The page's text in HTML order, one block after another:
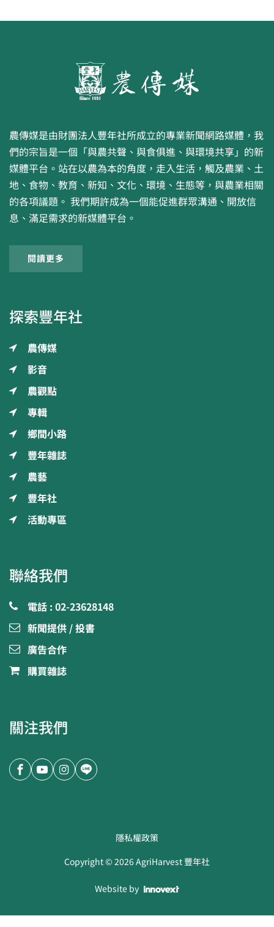
農傳媒是由財團法人豐年社所成立的專業新聞網路媒體，我
們的宗旨是一個「與農共聲、與食俱進、與環境共享」的新
媒體平台。站在以農為本的角度，走入生活，觸及農業、土
地、食物、教育、新知、文化、環境、生態等，與農業相關
的各項議題。 我們期許成為一個能促進群眾溝通、開放信
息、滿足需求的新媒體平台。
閱讀更多
探索豐年社
農傳媒
影音
農觀點
專輯
鄉間小路
豐年雜誌
農藝
豐年社
活動專區
聯絡我們
電話 : 02-23628148
新聞提供 / 投書
廣告合作
購買雜誌
關注我們
隱私權政策
Copyright ©2026AgriHarvest 豐年社
Website by